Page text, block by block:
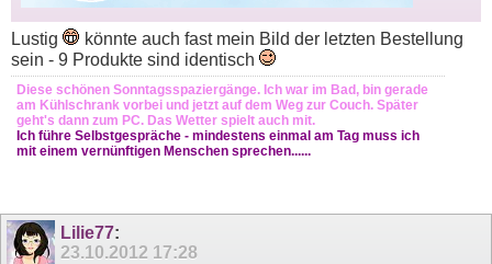
Lustig
könnte auch fast mein Bild der letzten Bestellung
sein - 9 Produkte sind identisch
Diese schönen Sonntagsspaziergänge. Ich war im Bad, bin gerade
am Kühlschrank vorbei und jetzt auf dem Weg zur Couch. Später
geht's dann zum PC. Das Wetter spielt auch mit.
Ich führe Selbstgespräche - mindestens einmal am Tag muss ich
mit einem vernünftigen Menschen sprechen......
Lilie77:
23.10.2012 17:28